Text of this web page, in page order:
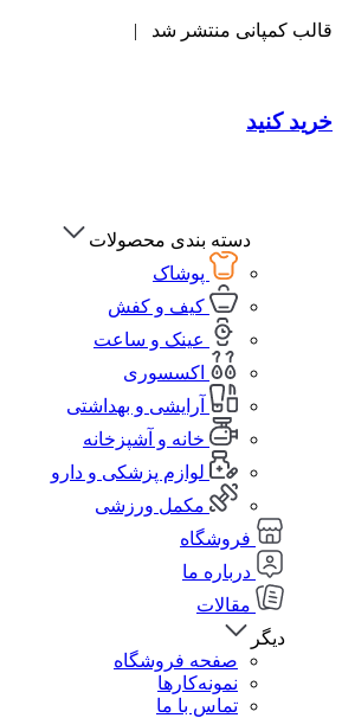
قالب کمپانی منتشر شد |
خرید کنید
دسته بندی محصولات
پوشاک
کیف و کفش
عینک و ساعت
اکسسوری
آرایشی و بهداشتی
خانه و آشپزخانه
لوازم پزشکی و دارو
مکمل ورزشی
فروشگاه
درباره ما
مقالات
دیگر
صفحه فروشگاه
نمونه‌کارها
تماس با ما